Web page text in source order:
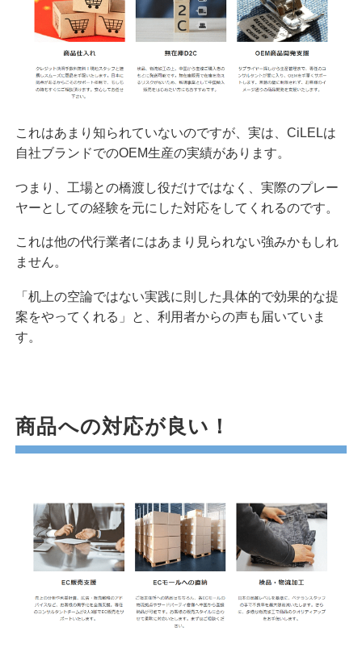
これはあまり知られていないのですが、実は、CiLELは
自社ブランドでのOEM生産の実績があります。
つまり、工場との橋渡し役だけではなく、実際のプレー
ヤーとしての経験を元にした対応をしてくれるのです。
これは他の代行業者にはあまり見られない強みかもしれ
ません。
「机上の空論ではない実践に則した具体的で効果的な提
案をやってくれる」と、利用者からの声も届いていま
す。
商品への対応が良い！